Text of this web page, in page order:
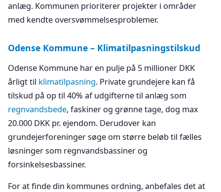
anlæg. Kommunen prioriterer projekter i områder
med kendte oversvømmelsesproblemer.
Odense Kommune – Klimatilpasningstilskud
Odense Kommune har en pulje på 5 millioner DKK
årligt til klimatilpasning. Private grundejere kan få
tilskud på op til 40% af udgifterne til anlæg som
regnvandsbede, faskiner og grønne tage, dog max
20.000 DKK pr. ejendom. Derudover kan
grundejerforeninger søge om større beløb til fælles
løsninger som regnvandsbassiner og
forsinkelsesbassiner.
For at finde din kommunes ordning, anbefales det at